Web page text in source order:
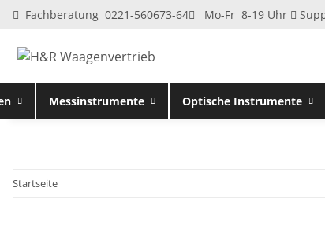
Fachberatung 0221-560673-64 Mo-Fr 8-19 Uhr
Messinstrumente Optische Instrumente
Startseite